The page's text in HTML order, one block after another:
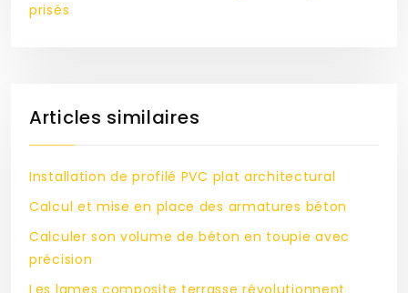
prisés
Articles similaires
Installation de profilé PVC plat architectural
Calcul et mise en place des armatures béton
Calculer son volume de béton en toupie avec
précision